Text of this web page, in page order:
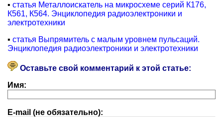
▪ статья Металлоискатель на микросхеме серий К176,
К561, К564. Энциклопедия радиоэлектроники и
электротехники
▪ статья Выпрямитель с малым уровнем пульсаций.
Энциклопедия радиоэлектроники и электротехники
Оставьте свой комментарий к этой статье:
Имя:
E-mail (не обязательно):